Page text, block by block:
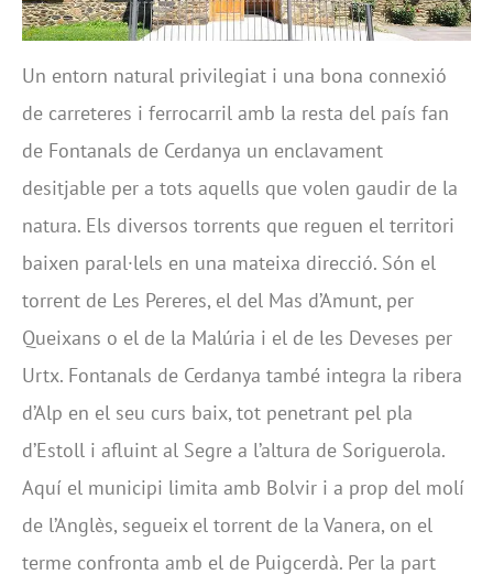
Un entorn natural privilegiat i una bona connexió
de carreteres i ferrocarril amb la resta del país fan
de Fontanals de Cerdanya un enclavament
desitjable per a tots aquells que volen gaudir de la
natura. Els diversos torrents que reguen el territori
baixen paral·lels en una mateixa direcció. Són el
torrent de Les Pereres, el del Mas d’Amunt, per
Queixans o el de la Malúria i el de les Deveses per
Urtx. Fontanals de Cerdanya també integra la ribera
d’Alp en el seu curs baix, tot penetrant pel pla
d’Estoll i afluint al Segre a l’altura de Soriguerola.
Aquí el municipi limita amb Bolvir i a prop del molí
de l’Anglès, segueix el torrent de la Vanera, on el
terme confronta amb el de Puigcerdà. Per la part